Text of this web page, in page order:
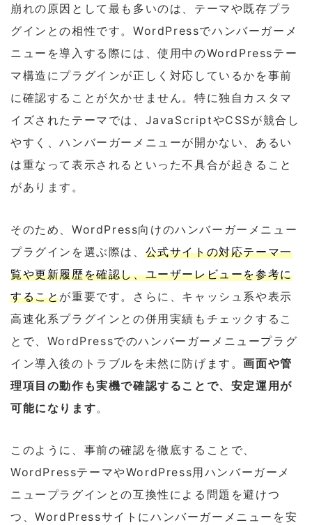
崩れの原因として最も多いのは、テーマや既存プラ
グインとの相性です。WordPressでハンバーガーメ
ニューを導入する際には、使用中のWordPressテー
マ構造にプラグインが正しく対応しているかを事前
に確認することが欠かせません。特に独自カスタマ
イズされたテーマでは、JavaScriptやCSSが競合し
やすく、ハンバーガーメニューが開かない、あるい
は重なって表示されるといった不具合が起きること
があります。
そのため、WordPress向けのハンバーガーメニュー
プラグインを選ぶ際は、 公式サイトの対応テーマ一
覧や更新履歴を確認し、ユーザーレビューを参考に
することが重要です。さらに、キャッシュ系や表示
高速化系プラグインとの併用実績もチェックするこ
とで、WordPressでのハンバーガーメニュープラグ
イン導入後のトラブルを未然に防げます。画面や管
理項目の動作も実機で確認することで、安定運用が
可能になります。
このように、事前の確認を徹底することで、
WordPressテーマやWordPress用ハンバーガーメ
ニュープラグインとの互換性による問題を避けつ
つ、WordPressサイトにハンバーガーメニューを安